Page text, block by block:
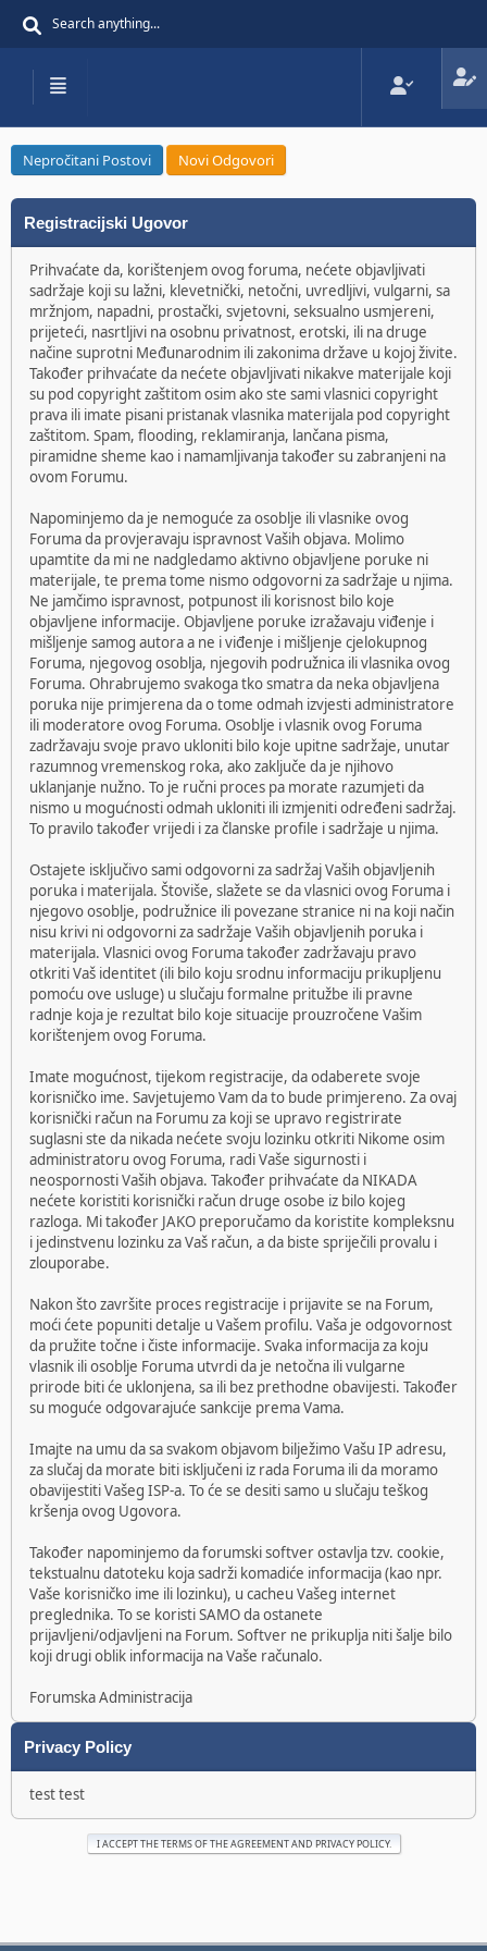
Nepročitani Postovi Novi Odgovori
Registracijski Ugovor
Prihvaćate da, korištenjem ovog foruma, nećete objavljivati
sadržaje koji su lažni, klevetnički, netočni, uvredljivi, vulgarni, sa
mržnjom, napadni, prostački, svjetovni, seksualno usmjereni,
prijeteći, nasrtljivi na osobnu privatnost, erotski, ili na druge
načine suprotni Međunarodnim ili zakonima države u kojoj živite.
Također prihvaćate da nećete objavljivati nikakve materijale koji
su pod copyright zaštitom osim ako ste sami vlasnici copyright
prava ili imate pisani pristanak vlasnika materijala pod copyright
zaštitom. Spam, flooding, reklamiranja, lančana pisma,
piramidne sheme kao i namamljivanja također su zabranjeni na
ovom Forumu.
Napominjemo da je nemoguće za osoblje ili vlasnike ovog
Foruma da provjeravaju ispravnost Vaših objava. Molimo
upamtite da mi ne nadgledamo aktivno objavljene poruke ni
materijale, te prema tome nismo odgovorni za sadržaje u njima.
Ne jamčimo ispravnost, potpunost ili korisnost bilo koje
objavljene informacije. Objavljene poruke izražavaju viđenje i
mišljenje samog autora a ne i viđenje i mišljenje cjelokupnog
Foruma, njegovog osoblja, njegovih podružnica ili vlasnika ovog
Foruma. Ohrabrujemo svakoga tko smatra da neka objavljena
poruka nije primjerena da o tome odmah izvjesti administratore
ili moderatore ovog Foruma. Osoblje i vlasnik ovog Foruma
zadržavaju svoje pravo ukloniti bilo koje upitne sadržaje, unutar
razumnog vremenskog roka, ako zaključe da je njihovo
uklanjanje nužno. To je ručni proces pa morate razumjeti da
nismo u mogućnosti odmah ukloniti ili izmjeniti određeni sadržaj.
To pravilo također vrijedi i za članske profile i sadržaje u njima.
Ostajete isključivo sami odgovorni za sadržaj Vaših objavljenih
poruka i materijala. Štoviše, slažete se da vlasnici ovog Foruma i
njegovo osoblje, podružnice ili povezane stranice ni na koji način
nisu krivi ni odgovorni za sadržaje Vaših objavljenih poruka i
materijala. Vlasnici ovog Foruma također zadržavaju pravo
otkriti Vaš identitet (ili bilo koju srodnu informaciju prikupljenu
pomoću ove usluge) u slučaju formalne pritužbe ili pravne
radnje koja je rezultat bilo koje situacije prouzročene Vašim
korištenjem ovog Foruma.
Imate mogućnost, tijekom registracije, da odaberete svoje
korisničko ime. Savjetujemo Vam da to bude primjereno. Za ovaj
korisnički račun na Forumu za koji se upravo registrirate
suglasni ste da nikada nećete svoju lozinku otkriti Nikome osim
administratoru ovog Foruma, radi Vaše sigurnosti i
neospornosti Vaših objava. Također prihvaćate da NIKADA
nećete koristiti korisnički račun druge osobe iz bilo kojeg
razloga. Mi također JAKO preporučamo da koristite kompleksnu
i jedinstvenu lozinku za Vaš račun, a da biste spriječili provalu i
zlouporabe.
Nakon što završite proces registracije i prijavite se na Forum,
moći ćete popuniti detalje u Vašem profilu. Vaša je odgovornost
da pružite točne i čiste informacije. Svaka informacija za koju
vlasnik ili osoblje Foruma utvrdi da je netočna ili vulgarne
prirode biti će uklonjena, sa ili bez prethodne obavijesti. Također
su moguće odgovarajuće sankcije prema Vama.
Imajte na umu da sa svakom objavom bilježimo Vašu IP adresu,
za slučaj da morate biti isključeni iz rada Foruma ili da moramo
obavijestiti Vašeg ISP-a. To će se desiti samo u slučaju teškog
kršenja ovog Ugovora.
Također napominjemo da forumski softver ostavlja tzv. cookie,
tekstualnu datoteku koja sadrži komadiće informacija (kao npr.
Vaše korisničko ime ili lozinku), u cacheu Vašeg internet
preglednika. To se koristi SAMO da ostanete
prijavljeni/odjavljeni na Forum. Softver ne prikuplja niti šalje bilo
koji drugi oblik informacija na Vaše računalo.
Forumska Administracija
Privacy Policy
test test